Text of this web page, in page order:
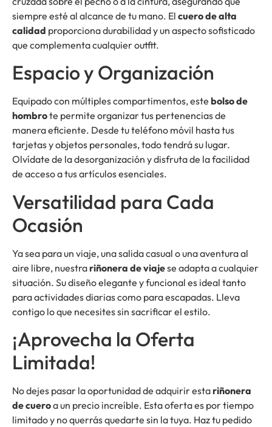
siempre esté al alcance de tu mano. El cuero de alta
calidad proporciona durabilidad y un aspecto sofisticado
que complementa cualquier outfit.
Espacio y Organización
Equipado con múltiples compartimentos, este bolso de
hombrote permite organizar tus pertenencias de
manera eficiente. Desde tu teléfono móvil hasta tus
tarjetas y objetos personales, todo tendrá su lugar.
Olvídate de la desorganización y disfruta de la facilidad
de acceso a tus artículos esenciales.
Versatilidad para Cada
Ocasión
Ya sea para un viaje, una salida casual o una aventura al
aire libre, nuestrariñonera de viajese adapta a cualquier
situación. Su diseño elegante y funcional es ideal tanto
para actividades diarias como para escapadas. Lleva
contigo lo que necesites sin sacrificar el estilo.
¡Aprovecha la Oferta
Limitada!
No dejes pasar la oportunidad de adquirir estariñonera
de cueroa un precio increíble. Esta oferta es por tiempo
limitado y no querrás quedarte sin la tuya. Haz tu pedido